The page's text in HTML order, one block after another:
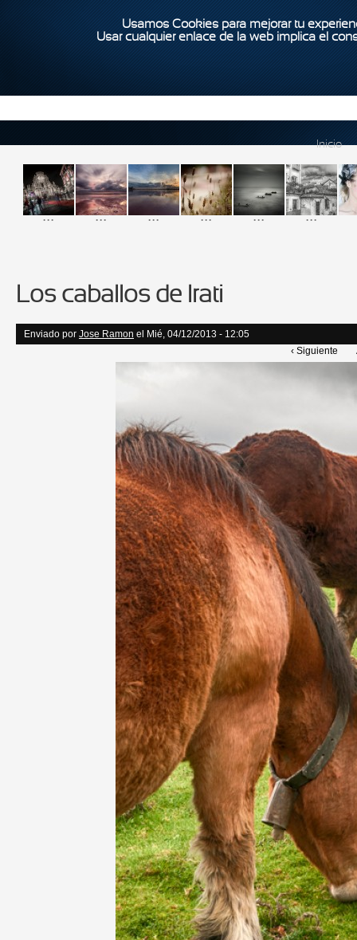
Usamos Cookies para mejorar tu
Usar cualquier enlace de la web implica el
Inicio
... ... ... ... ... ...
Los caballos de Irati
Enviado por Jose Ramon el Mié, 04/12/2013 - 12:05
‹ Siguiente